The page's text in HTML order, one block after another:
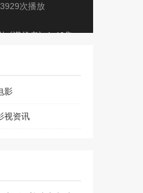
次播放
《潜伏者》1-40集
树 (2025)
次播放
影
视资讯